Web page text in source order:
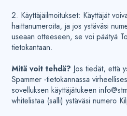
2. Käyttäjäilmoitukset: Käyttäjät
haittanumeroita, ja jos ystäväsi
useaan otteeseen, se voi päätyä
tietokantaan.
Mitä voit tehdä? Jos tiedät, että
Spammer -tietokannassa
sovelluksen käyttäjätukeen
whitelistaa (salli) ystäväsi numero